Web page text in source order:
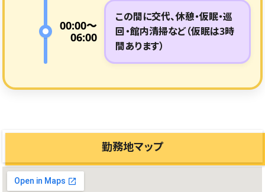
00:00〜
06:00
この間に交代、休憩・仮眠・巡
回・館内清掃など（仮眠は3時
間あります）
勤務地マップ